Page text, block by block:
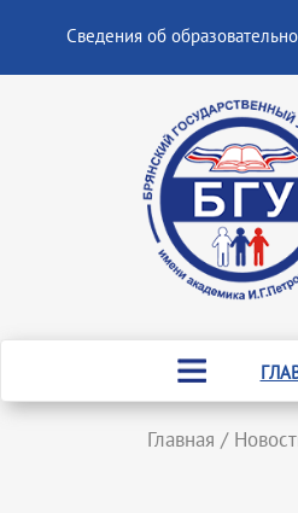
Сведения об
Главная /